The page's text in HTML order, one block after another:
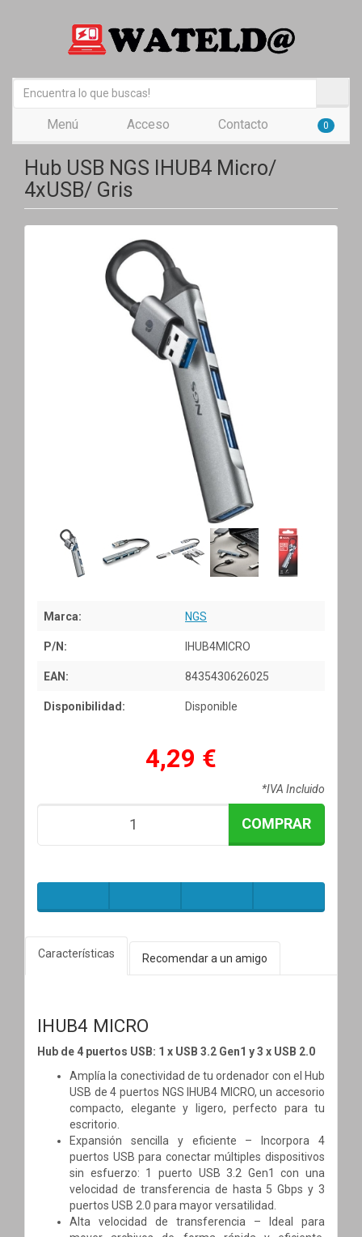
Menú Acceso Contacto 0
Hub USB NGS IHUB4 Micro/
4xUSB/ Gris
Marca: NGS
P/N: IHUB4MICRO
EAN: 8435430626025
Disponibilidad: Disponible
4,29 €
*IVA Incluido
COMPRAR
Características Recomendar a un amigo
IHUB4 MICRO
Hub de 4 puertos USB: 1 x USB 3.2 Gen1 y 3 x USB 2.0
Amplía la conectividad de tu ordenador con el Hub
USB de 4 puertos NGS IHUB4 MICRO, un accesorio
compacto, elegante y ligero, perfecto para tu
escritorio.
Expansión sencilla y eficiente – Incorpora 4
puertos USB para conectar múltiples dispositivos
sin esfuerzo: 1 puerto USB 3.2 Gen1 con una
velocidad de transferencia de hasta 5 Gbps y 3
puertos USB 2.0 para mayor versatilidad.
Alta velocidad de transferencia – Ideal para